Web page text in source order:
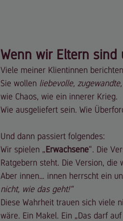
Wenn wir Eltern
Viele meiner Klientinnen
Sie wollen liebevolle,
wie Chaos, wie ein innerer Krieg.
Wie ausgeliefert sein. Wie
Und dann passiert folgendes:
Wir spielen „Erwachsene“. Die
Ratgebern steht. Die Version, die
Aber innen… innen herrscht ein
nicht, wie das geht!“
Diese Wahrheit trauen sich viele
wäre. Ein Makel. Ein „Das darf